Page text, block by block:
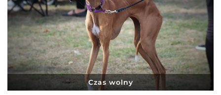
Czas wolny